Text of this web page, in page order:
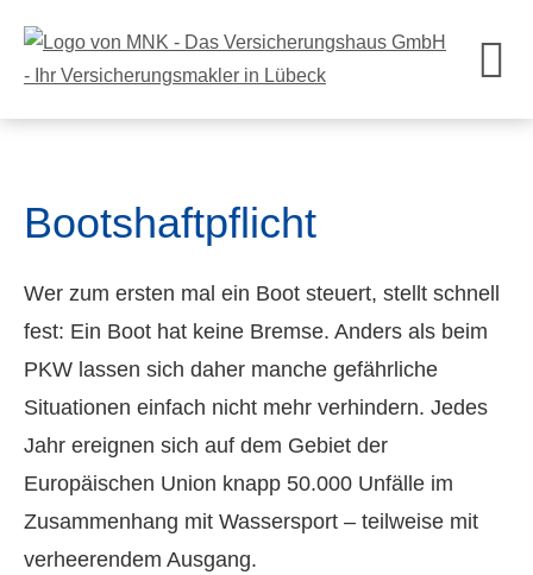
Bootshaftpflicht
Wer zum ersten mal ein Boot steuert, stellt schnell
fest: Ein Boot hat keine Bremse. Anders als beim
PKW lassen sich daher manche gefährliche
Situationen einfach nicht mehr verhindern. Jedes
Jahr ereignen sich auf dem Gebiet der
Europäischen Union knapp 50.000 Unfälle im
Zusammenhang mit Wassersport – teilweise mit
verheerendem Ausgang.